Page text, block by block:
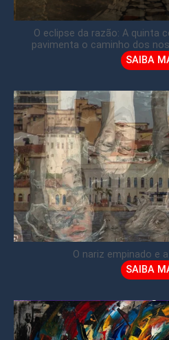
O eclipse da razão: A quinta
pavimenta o caminho dos
SAIBA
O nariz empinado e
SAIBA